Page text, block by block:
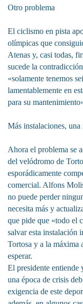
Otro problema
El ciclismo en pista
olímpicas que
Atenas y, casi todas,
sucede la
«solamente tenemos
lamentablemente en
para su
Más instalaciones, una
Ahora el problema se
del velódromo de
esporádicamente
comercial. Alfons
no puede perder
necesita más y
que pide que «todo el
salvar esta instalación
Tortosa y a la máxima
esperar.
El presidente
una época de crisis
exigencia de este